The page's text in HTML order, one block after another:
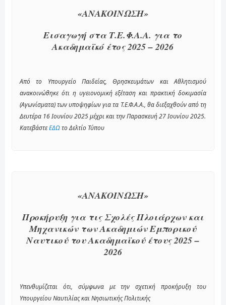
«ΑΝΑΚΟΙΝΩΣΗ»
Εισαγωγή στα Τ.Ε.Φ.Α.Α. για το
Ακαδημαϊκό έτος 2025 – 2026
Από το Υπουργείο Παιδείας, Θρησκευμάτων και Αθλητισμού
ανακοινώθηκε ότι η υγειονομική εξέταση και πρακτική δοκιμασία
(Αγωνίσματα) των υποψηφίων για τα Τ.Ε.Φ.Α.Α., θα διεξαχθούν από τη
Δευτέρα 16 Ιουνίου 2025 μέχρι και την Παρασκευή 27 Ιουνίου 2025.
ΚατεβάστεΕΔΩτο Δελτίο Τύπου
«ΑΝΑΚΟΙΝΩΣΗ»
Προκήρυξη για τις Σχολές Πλοιάρχων και
Μηχανικών των Ακαδημιών Εμπορικού
Ναυτικού του Ακαδημαϊκού έτους 2025 –
2026
Υπενθυμίζεται ότι, σύμφωνα με την σχετική προκήρυξη του
Υπουργείου Ναυτιλίας και Νησιωτικής Πολιτικής